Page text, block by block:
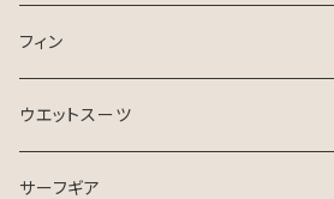
ASB SURfBOARD
フィン
FCS Ⅱ
FinsOut
フューチャータブ
ウエットスーツ
HURLEY ウエットスーツ
サーフギア